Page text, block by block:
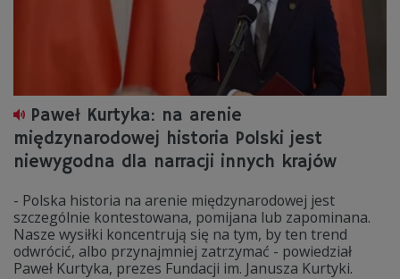
Paweł Kurtyka: na arenie
międzynarodowej historia Polski jest
niewygodna dla narracji innych krajów
- Polska historia na arenie międzynarodowej jest
szczególnie kontestowana, pomijana lub zapominana.
Nasze wysiłki koncentrują się na tym, by ten trend
odwrócić, albo przynajmniej zatrzymać - powiedział
Paweł Kurtyka, prezes Fundacji im. Janusza Kurtyki.